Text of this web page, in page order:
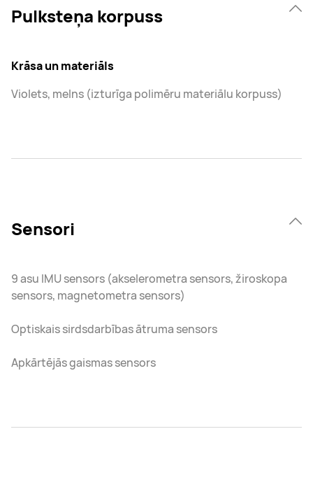
Pulksteņa korpuss
Krāsa un materiāls
Violets, melns (izturīga polimēru materiālu korpuss)
Sensori
9 asu IMU sensors (akselerometra sensors, žiroskopa
sensors, magnetometra sensors)
Optiskais sirdsdarbības ātruma sensors
Apkārtējās gaismas sensors